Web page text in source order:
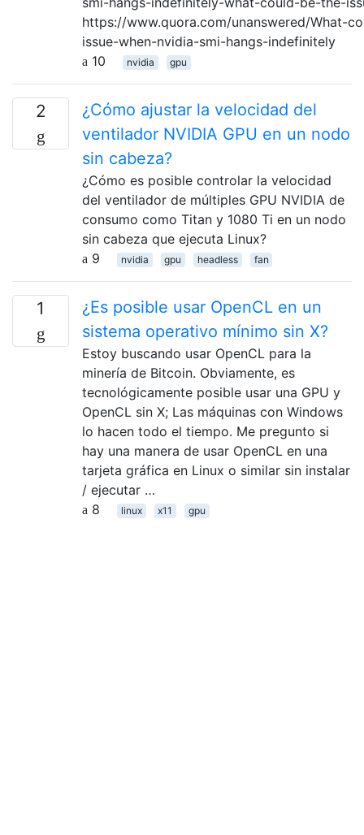
https://www.quora.com/unanswered/What-
issue-when-nvidia-smi-hangs-indefinitely
10
nvidia gpu
2
¿Cómo ajustar la velocidad del
ventilador NVIDIA GPU en un nodo
sin cabeza?
¿Cómo es posible controlar la velocidad
del ventilador de múltiples GPU NVIDIA de
consumo como Titan y 1080 Ti en un nodo
sin cabeza que ejecuta Linux?
9
nvidia gpu headless fan
1
¿Es posible usar OpenCL en un
sistema operativo mínimo sin X?
Estoy buscando usar OpenCL para la
minería de Bitcoin. Obviamente, es
tecnológicamente posible usar una GPU y
OpenCL sin X; Las máquinas con Windows
lo hacen todo el tiempo. Me pregunto si
hay una manera de usar OpenCL en una
tarjeta gráfica en Linux o similar sin instalar
/ ejecutar …
8
linux x11 gpu